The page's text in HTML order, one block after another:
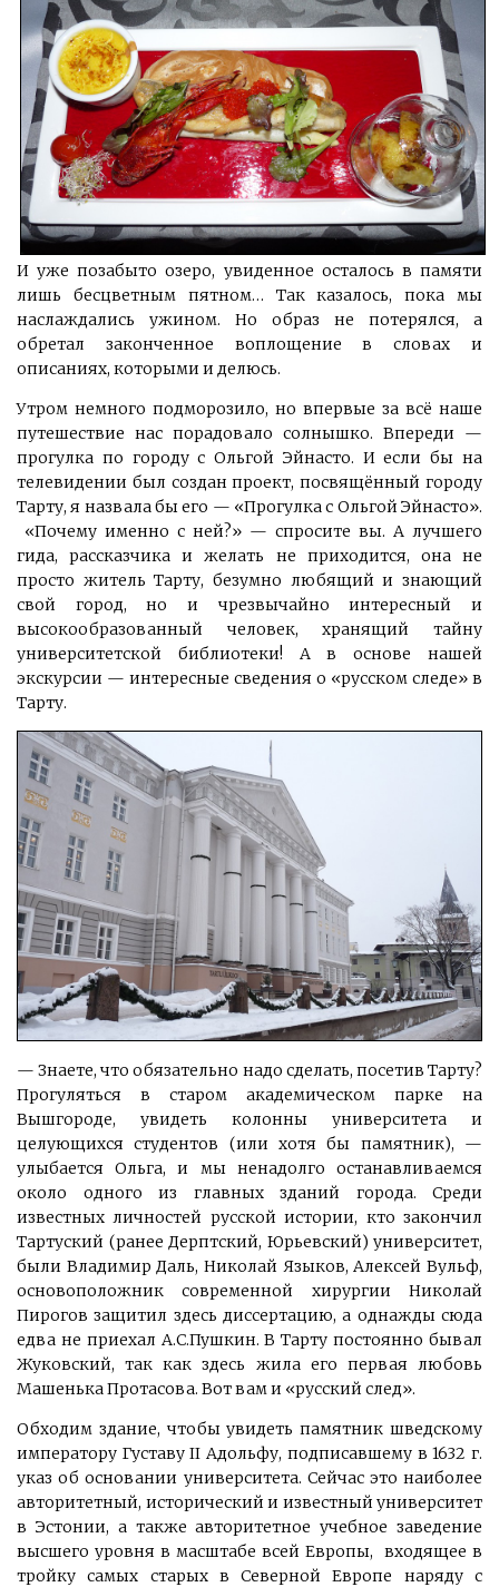
И уже позабыто озеро, увиденное осталось в памяти
лишь бесцветным пятном… Так казалось, пока мы
наслаждались ужином. Но образ не потерялся, а
обретал законченное воплощение в словах и
описаниях, которыми и делюсь.
Утром немного подморозило, но впервые за всё наше
путешествие нас порадовало солнышко. Впереди —
прогулка по городу с Ольгой Эйнасто. И если бы на
телевидении был создан проект, посвящённый городу
Тарту, я назвала бы его — «Прогулка с Ольгой Эйнасто».
«Почему именно с ней?» — спросите вы. А лучшего
гида, рассказчика и желать не приходится, она не
просто житель Тарту, безумно любящий и знающий
свой город, но и чрезвычайно интересный и
высокообразованный человек, хранящий тайну
университетской библиотеки! А в основе нашей
экскурсии — интересные сведения о «русском следе» в
Тарту.
— Знаете, что обязательно надо сделать, посетив Тарту?
Прогуляться в старом академическом парке на
Вышгороде, увидеть колонны университета и
целующихся студентов (или хотя бы памятник), —
улыбается Ольга, и мы ненадолго останавливаемся
около одного из главных зданий города. Среди
известных личностей русской истории, кто закончил
Тартуский (ранее Дерптский, Юрьевский) университет,
были Владимир Даль, Николай Языков, Алексей Вульф,
основоположник современной хирургии Николай
Пирогов защитил здесь диссертацию, а однажды сюда
едва не приехал А.С.Пушкин. В Тарту постоянно бывал
Жуковский, так как здесь жила его первая любовь
Машенька Протасова. Вот вам и «русский след».
Обходим здание, чтобы увидеть памятник шведскому
императору Густаву II Адольфу, подписавшему в 1632 г.
указ об основании университета. Сейчас это наиболее
авторитетный, исторический и известный университет
в Эстонии, а также авторитетное учебное заведение
высшего уровня в масштабе всей Европы, входящее в
тройку самых старых в Северной Европе наряду с